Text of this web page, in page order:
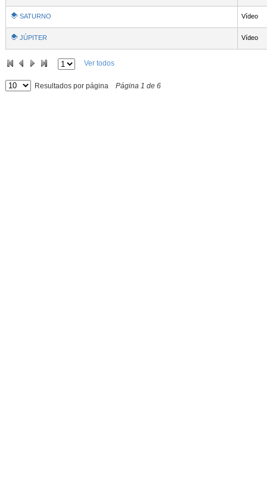
SATURNO Vídeo
JÚPITER Vídeo
Ver todos
Resultados por página Página 1 de 6